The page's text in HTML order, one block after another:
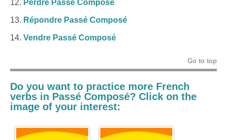
Perdre Passé Composé
Répondre Passé Composé
Vendre Passé Composé
Go to top
Do you want to practice more French
verbs in Passé Composé? Click on the
image of your interest: